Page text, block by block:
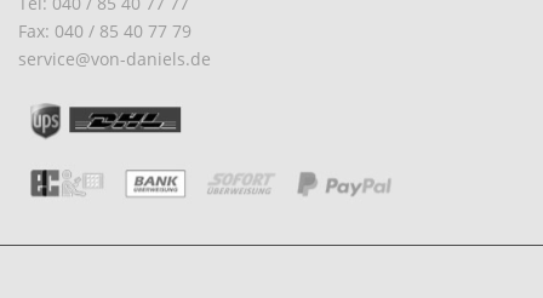
Fax: 040 / 85 40 77 79
service@von-daniels.de